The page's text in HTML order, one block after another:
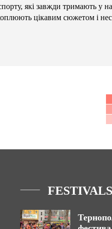
які завжди тримають у
цікавим сюжетом і
FESTIVALS